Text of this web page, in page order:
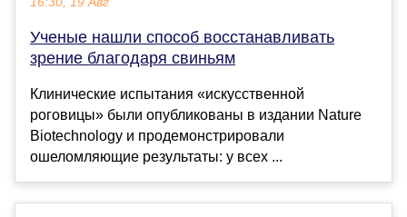
Ученые нашли способ восстанавливать
зрение благодаря свиньям
Клинические испытания «искусственной
роговицы» были опубликованы в издании Nature
Biotechnology и продемонстрировали
ошеломляющие результаты: у всех ...